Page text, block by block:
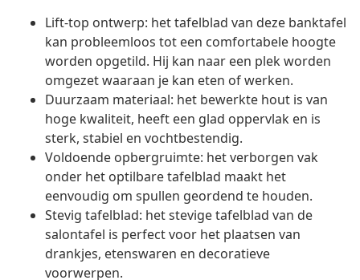
Lift-top ontwerp: het tafelblad van deze banktafel
kan probleemloos tot een comfortabele hoogte
worden opgetild. Hij kan naar een plek worden
omgezet waaraan je kan eten of werken.
Duurzaam materiaal: het bewerkte hout is van
hoge kwaliteit, heeft een glad oppervlak en is
sterk, stabiel en vochtbestendig.
Voldoende opbergruimte: het verborgen vak
onder het optilbare tafelblad maakt het
eenvoudig om spullen geordend te houden.
Stevig tafelblad: het stevige tafelblad van de
salontafel is perfect voor het plaatsen van
drankjes, etenswaren en decoratieve
voorwerpen.